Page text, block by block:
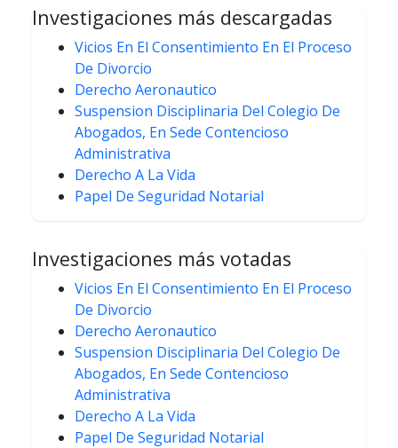
Investigaciones más descargadas
Vicios En El Consentimiento En El Proceso
De Divorcio
Derecho Aeronautico
Suspension Disciplinaria Del Colegio De
Abogados, En Sede Contencioso
Administrativa
Derecho A La Vida
Papel De Seguridad Notarial
Investigaciones más votadas
Vicios En El Consentimiento En El Proceso
De Divorcio
Derecho Aeronautico
Suspension Disciplinaria Del Colegio De
Abogados, En Sede Contencioso
Administrativa
Derecho A La Vida
Papel De Seguridad Notarial